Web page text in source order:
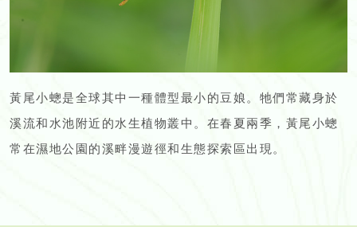
黃尾小蟌是全球其中一種體型最小的豆娘。牠們常藏身於
溪流和水池附近的水生植物叢中。在春夏兩季，黃尾小蟌
常在濕地公園的溪畔漫遊徑和生態探索區出現。